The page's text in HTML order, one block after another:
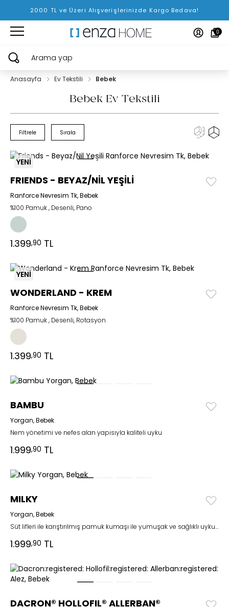
2000 TL ve Üzeri Alışverişlerinizde Kargo Bedava!
0
Arama yap
Anasayfa Ev Tekstili Bebek
Bebek Ev Tekstili
Filtrele Sırala
YENİ
FRIENDS - BEYAZ/NİL YEŞİLİ
Ranforce Nevresim Tk, Bebek
%100 Pamuk , Desenli, Pano
1.399,90 TL
YENİ
WONDERLAND - KREM
Ranforce Nevresim Tk, Bebek
%100 Pamuk , Desenli, Rotasyon
1.399,90 TL
BAMBU
Yorgan, Bebek
Nem yönetimi ve nefes alan yapısıyla kaliteli uyku
1.999,90 TL
MILKY
Yorgan, Bebek
Süt lifleri ile karıştırılmış pamuk kumaşı ile yumuşak ve sağlıklı uykular
1.999,90 TL
DACRON® HOLLOFIL® ALLERBAN®